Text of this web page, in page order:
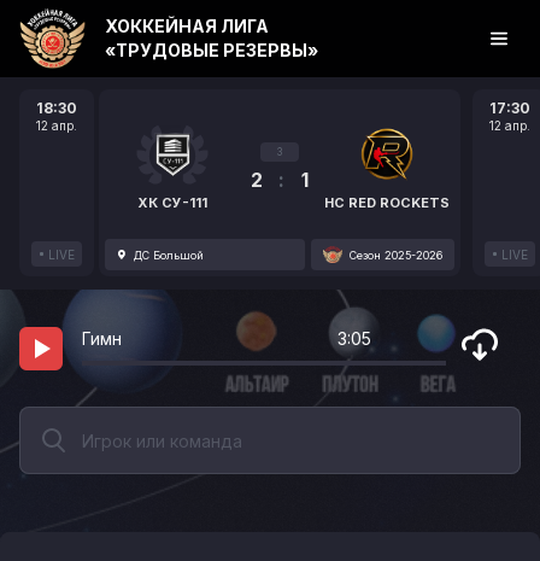
18:30
12 апр.
LIVE
ХК СУ-111
3
2 : 1
HC RED ROCKETS
ДС Большой Сезон 2025-2026
17:30
12 апр.
LIVE
ХОККЕЙНАЯ ЛИГА
«ТРУДОВЫЕ РЕЗЕРВЫ»
Гимн 3:05